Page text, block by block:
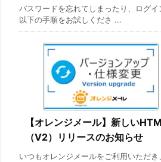
パスワードを忘れてしまったり、ログイ
以下の手順をお試しくださ ...
【オレンジメール】新しい
（V2）リリースのお知らせ
いつもオレンジメールをご利用いただ